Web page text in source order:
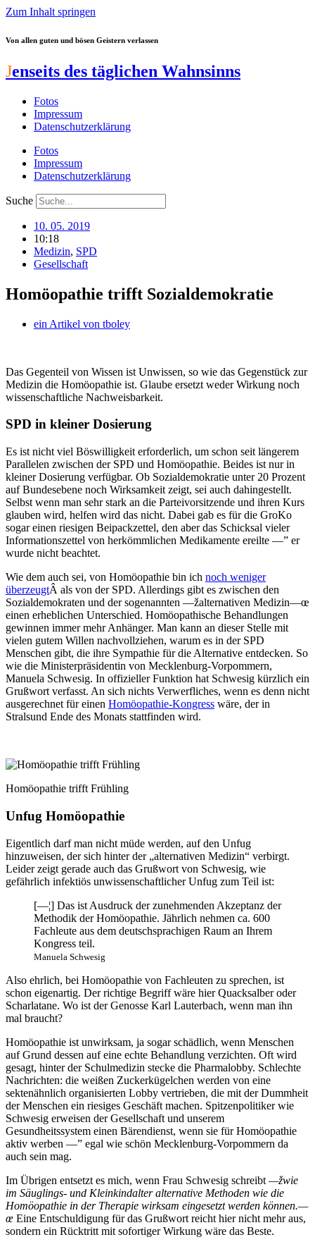
Zum Inhalt springen
Von allen guten und bösen Geistern verlassen
Jenseits des täglichen Wahnsinns
Fotos
Impressum
Datenschutzerklärung
Fotos
Impressum
Datenschutzerklärung
Suche
10. 05. 2019
10:18
Medizin, SPD
Gesellschaft
Homöopathie trifft Sozialdemokratie
ein Artikel von tboley
Das Gegenteil von Wissen ist Unwissen, so wie das Gegenstück zur
Medizin die Homöopathie ist. Glaube ersetzt weder Wirkung noch
wissenschaftliche Nachweisbarkeit.
SPD in kleiner Dosierung
Es ist nicht viel Böswilligkeit erforderlich, um schon seit längerem
Parallelen zwischen der SPD und Homöopathie. Beides ist nur in
kleiner Dosierung verfügbar. Ob Sozialdemokratie unter 20 Prozent
auf Bundesebene noch Wirksamkeit zeigt, sei auch dahingestellt.
Selbst wenn man sehr stark an die Parteivorsitzende und ihren Kurs
glauben wird, helfen wird das nicht. Dabei gab es für die GroKo
sogar einen riesigen Beipackzettel, den aber das Schicksal vieler
Informationszettel von herkömmlichen Medikamente ereilte —” er
wurde nicht beachtet.
Wie dem auch sei, von Homöopathie bin ich noch weniger
überzeugtÂ als von der SPD. Allerdings gibt es zwischen den
Sozialdemokraten und der sogenannten —žalternativen Medizin—œ
einen erheblichen Unterschied. Homöopathische Behandlungen
gewinnen immer mehr Anhänger. Man kann an dieser Stelle mit
vielen gutem Willen nachvollziehen, warum es in der SPD
Menschen gibt, die ihre Sympathie für die Alternative entdecken. So
wie die Ministerpräsidentin von Mecklenburg-Vorpommern,
Manuela Schwesig. In offizieller Funktion hat Schwesig kürzlich ein
Grußwort verfasst. An sich nichts Verwerfliches, wenn es denn nicht
ausgerechnet für einen Homöopathie-Kongress wäre, der in
Stralsund Ende des Monats stattfinden wird.
Homöopathie trifft Frühling
Unfug Homöopathie
Eigentlich darf man nicht müde werden, auf den Unfug
hinzuweisen, der sich hinter der „alternativen Medizin“ verbirgt.
Leider zeigt gerade auch das Grußwort von Schwesig, wie
gefährlich infektiös unwissenschaftlicher Unfug zum Teil ist:
[—¦] Das ist Ausdruck der zunehmenden Akzeptanz der
Methodik der Homöopathie. Jährlich nehmen ca. 600
Fachleute aus dem deutschsprachigen Raum an Ihrem
Kongress teil.
Manuela Schwesig
Also ehrlich, bei Homöopathie von Fachleuten zu sprechen, ist
schon eigenartig. Der richtige Begriff wäre hier Quacksalber oder
Scharlatane. Wo ist der Genosse Karl Lauterbach, wenn man ihn
mal braucht?
Homöopathie ist unwirksam, ja sogar schädlich, wenn Menschen
auf Grund dessen auf eine echte Behandlung verzichten. Oft wird
gesagt, hinter der Schulmedizin stecke die Pharmalobby. Schlechte
Nachrichten: die weißen Zuckerkügelchen werden von eine
sektenähnlich organisierten Lobby vertrieben, die mit der Dummheit
der Menschen ein riesiges Geschäft machen. Spitzenpolitiker wie
Schwesig erweisen der Gesellschaft und unserem
Gesundheitssystem einen Bärendienst, wenn sie für Homöopathie
aktiv werben —” egal wie schön Mecklenburg-Vorpommern da
auch sein mag.
Im Übrigen entsetzt es mich, wenn Frau Schwesig schreibt —žwie
im Säuglings- und Kleinkindalter alternative Methoden wie die
Homöopathie in der Therapie wirksam eingesetzt werden können.—
œ Eine Entschuldigung für das Grußwort reicht hier nicht mehr aus,
sondern ein Rücktritt mit sofortiger Wirkung wäre das Beste.